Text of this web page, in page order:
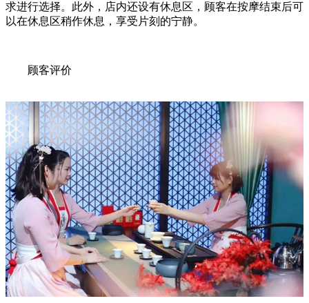
求进行选择。此外，店内还设有休息区，顾客在按摩结束后可
以在休息区稍作休息，享受片刻的宁静。
顾客评价